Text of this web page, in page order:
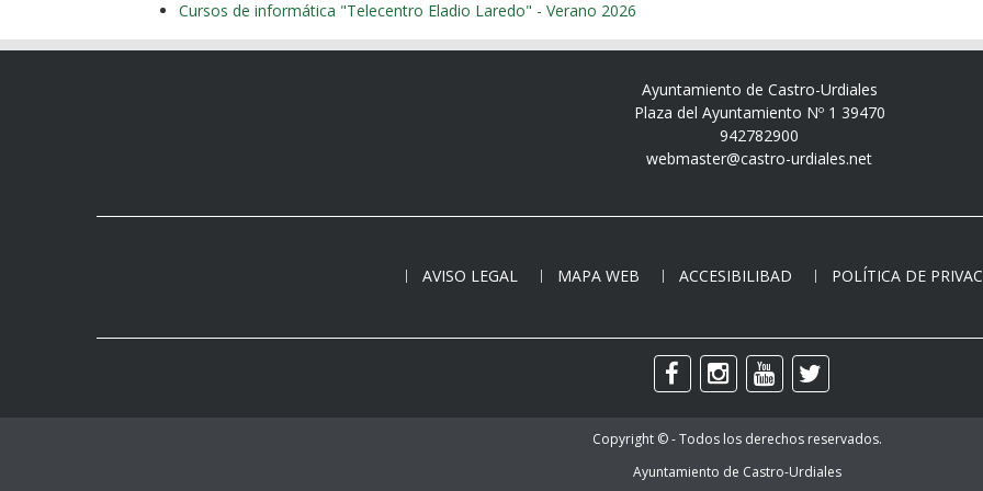
Cursos de informática "Telecentro Eladio Laredo" - Verano 2026
Ayuntamiento de Castro-Urdiales
Plaza del Ayuntamiento Nº 1 39470
942782900
webmaster@castro-urdiales.net
AVISO LEGAL MAPA WEB ACCESIBILIBAD POLÍTICA DE
Copyright © - Todos los derechos reservados.
Ayuntamiento de Castro-Urdiales